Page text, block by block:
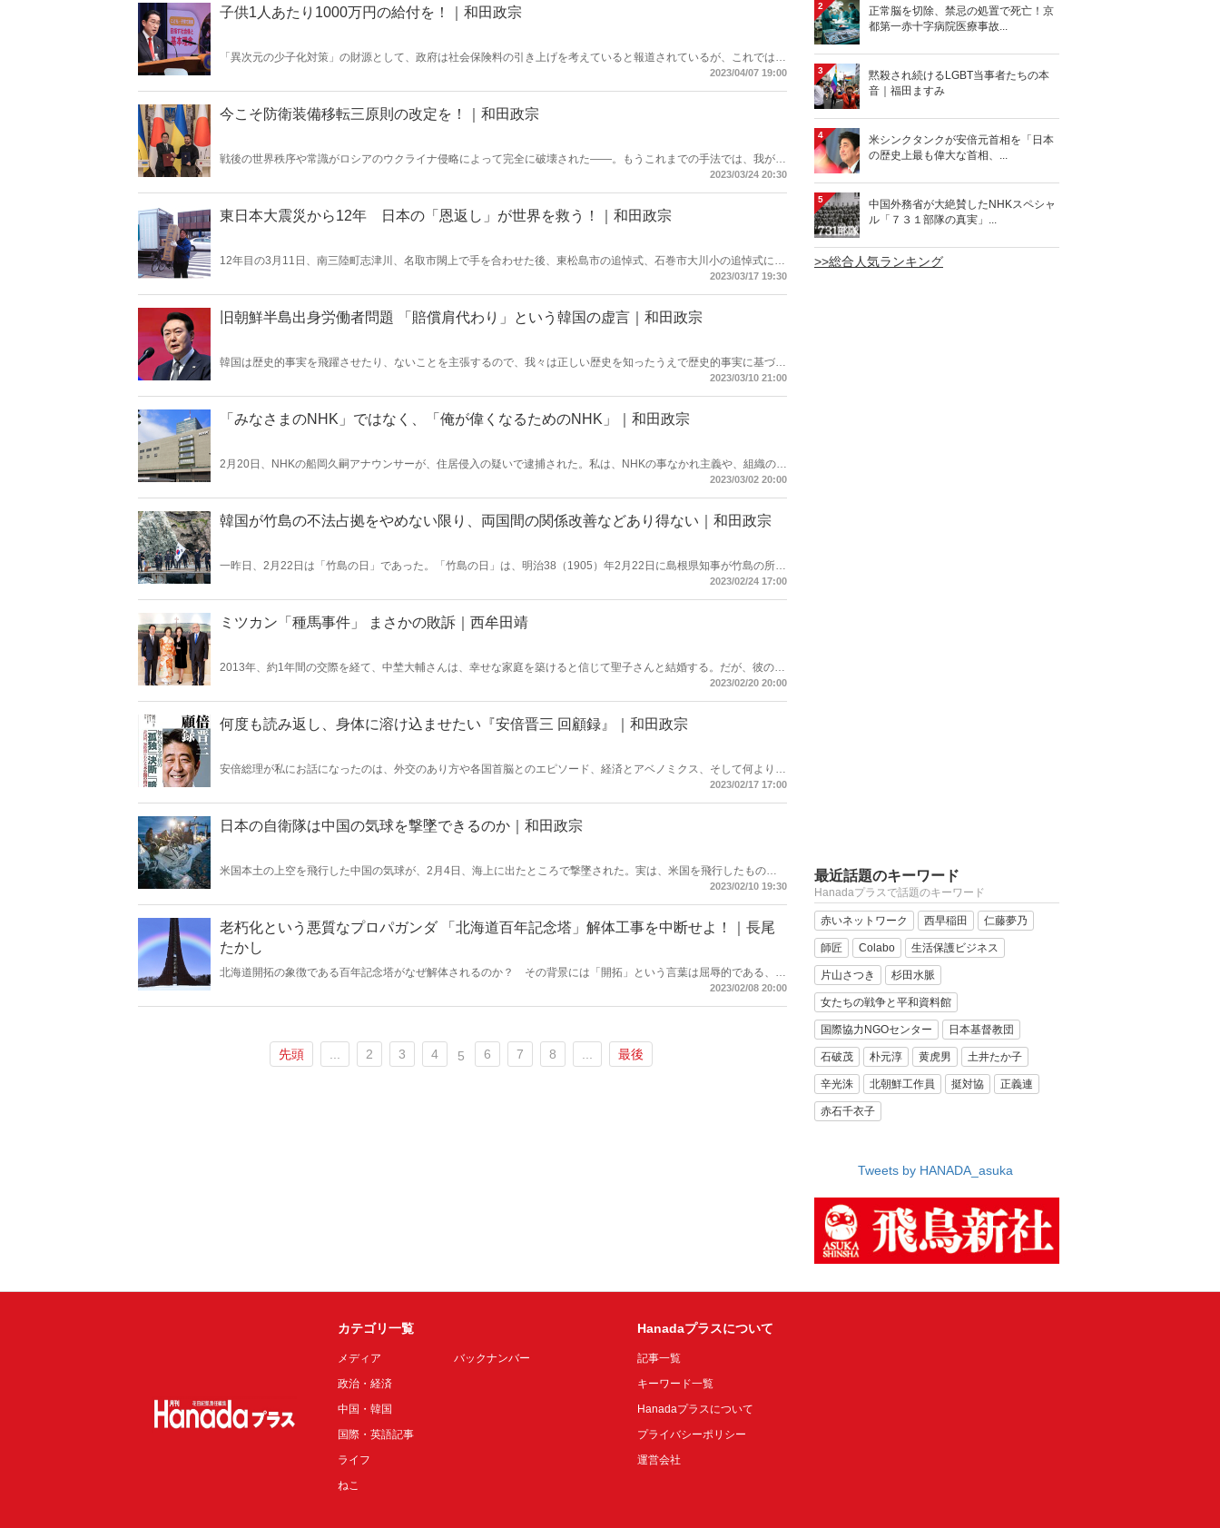
子供1人あたり1000万円の給付を！｜和田政宗
「異次元の少子化対策」の財源として、政府は社会保険料の引き上げを考えていると報道されているが、これでは働
く世代への実質的な増税となる。私は、「子供国債」の発行をすべきだと考える。だが、岸田政権はかたくなに国債
2023/04/07 19:00
今こそ防衛装備移転三原則の改定を！｜和田政宗
戦後の世界秩序や常識がロシアのウクライナ侵略によって完全に破壊された――。もうこれまでの手法では、我が国
2023/03/24 20:30
東日本大震災から12年 日本の「恩返し」が世界を救う！｜和田政宗
12年目の3月11日、南三陸町志津川、名取市閖上で手を合わせた後、東松島市の追悼式、石巻市大川小の追悼式に。
お亡くなりになった方々が空から見た時に、「街も心も復興が成ったなあ」という復興を成し遂げていかなくてはな
2023/03/17 19:30
旧朝鮮半島出身労働者問題 「賠償肩代わり」という韓国の虚言｜和田政宗
韓国は歴史的事実を飛躍させたり、ないことを主張するので、我々は正しい歴史を知ったうえで歴史的事実に基づき
2023/03/10 21:00
「みなさまのNHK」ではなく、「俺が偉くなるためのNHK」｜和田政宗
2月20日、NHKの船岡久嗣アナウンサーが、住居侵入の疑いで逮捕された。私は、NHKの事なかれ主義や、組織のい
びつな体質がこうした事件の遠因になっていると考える。今回は、これらNHKのおかしな状況について記したい。
2023/03/02 20:00
韓国が竹島の不法占拠をやめない限り、両国間の関係改善などあり得ない｜和田政宗
一昨日、2月22日は「竹島の日」であった。「竹島の日」は、明治38（1905）年2月22日に島根県知事が竹島の所管
を告示したことにちなむ記念日である。竹島は歴史上の様々な資料からも我が国固有の領土であることは明白であ
2023/02/24 17:00
ミツカン「種馬事件」 まさかの敗訴｜西牟田靖
2013年、約1年間の交際を経て、中埜大輔さんは、幸せな家庭を築けると信じて聖子さんと結婚する。だが、彼の人
2023/02/20 20:00
何度も読み返し、身体に溶け込ませたい『安倍晋三 回顧録』｜和田政宗
安倍総理が私にお話になったのは、外交のあり方や各国首脳とのエピソード、経済とアベノミクス、そして何よりも
重視していたのは選挙であった。『回顧録』の中でもこれらについての記述が多数を占めるが、今回の寄稿では、選
2023/02/17 17:00
日本の自衛隊は中国の気球を撃墜できるのか｜和田政宗
米国本土の上空を飛行した中国の気球が、2月4日、海上に出たところで撃墜された。実は、米国を飛行したものと
類似の気球が複数回、日本上空を飛行していることが確認されている。はたして日本は米国と同じ対応ができるの
2023/02/10 19:30
老朽化という悪質なプロパガンダ 「北海道百年記念塔」解体工事を中断せよ！｜長尾
たかし
北海道開拓の象徴である百年記念塔がなぜ解体されるのか？ その背景には「開拓」という言葉は屈辱的である、よ
2023/02/08 20:00
先頭 2 3 4 5 6 7 8 最後
2
正常脳を切除、禁忌の処置で死亡！京
都第一赤十字病院医療事故...
3
黙殺され続けるLGBT当事者たちの本
音｜福田ますみ
4
米シンクタンクが安倍元首相を「日本
の歴史上最も偉大な首相、...
5
中国外務省が大絶賛したNHKスペシャ
ル「７３１部隊の真実」...
>>総合人気ランキング
最近話題のキーワード
Hanadaプラスで話題のキーワード
赤いネットワーク 西早稲田 仁藤夢乃
師匠 Colabo 生活保護ビジネス
片山さつき 杉田水脈
女たちの戦争と平和資料館
国際協力NGOセンター 日本基督教団
石破茂 朴元淳 黄虎男 土井たか子
辛光洙 北朝鮮工作員 挺対協 正義連
赤石千衣子
Tweets by HANADA_asuka
カテゴリ一覧
メディア
政治・経済
中国・韓国
国際・英語記事
ライフ
ねこ
バックナンバー
Hanadaプラスについて
記事一覧
キーワード一覧
Hanadaプラスについて
プライバシーポリシー
運営会社